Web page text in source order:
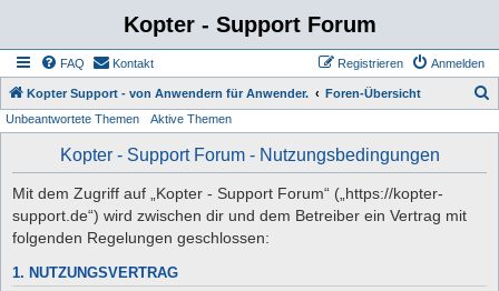
Kopter - Support Forum
FAQ Kontakt Anmelden
Registrieren
Kopter Support - von Anwendern für Anwender. Foren-Übersicht
Unbeantwortete Themen Aktive Themen
Kopter - Support Forum - Nutzungsbedingungen
Mit dem Zugriff auf „Kopter - Support Forum“ („https://kopter-
support.de“) wird zwischen dir und dem Betreiber ein Vertrag mit
folgenden Regelungen geschlossen:
1. NUTZUNGSVERTRAG